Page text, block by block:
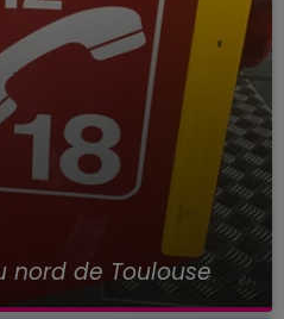
nord de Toulouse